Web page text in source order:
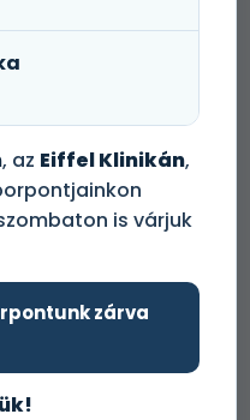
ellenes antitest
mutatja ki.
a vizsgálat
immunrendszer
esetén, illetve a
vizsgálatában javasolt
, az Eiffel Klinikán,
is várjuk
zárva